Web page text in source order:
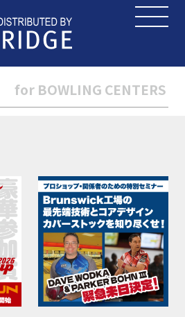
for BOWLING CENTERS